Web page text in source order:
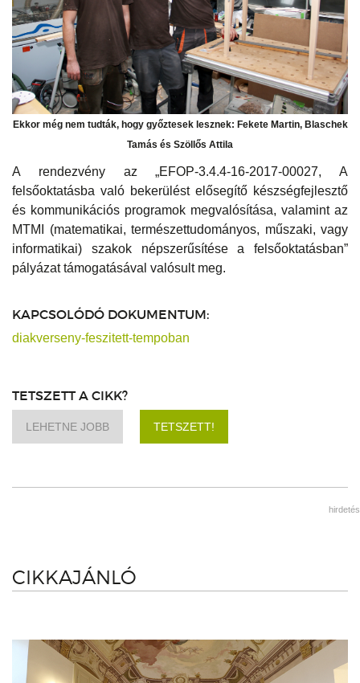
Ekkor még nem tudták, hogy győztesek lesznek: Fekete Martin, Blaschek
Tamás és Szöllős Attila
A rendezvény az „EFOP-3.4.4-16-2017-00027, A
felsőoktatásba való bekerülést elősegítő készségfejlesztő
és kommunikációs programok megvalósítása, valamint az
MTMI (matematikai, természettudományos, műszaki, vagy
informatikai) szakok népszerűsítése a felsőoktatásban”
pályázat támogatásával valósult meg.
KAPCSOLÓDÓ DOKUMENTUM:
diakverseny-feszitett-tempoban
TETSZETT A CIKK?
LEHETNE JOBB TETSZETT!
hirdetés
CIKKAJÁNLÓ